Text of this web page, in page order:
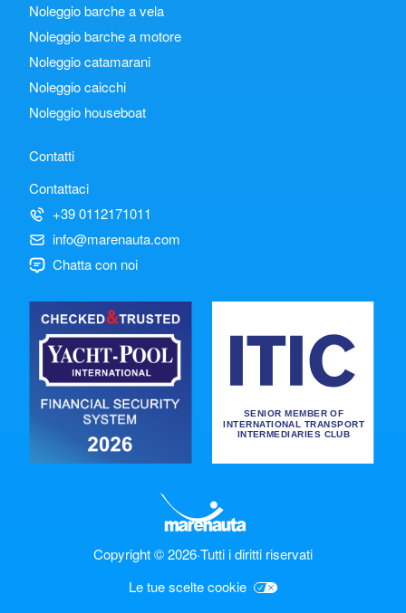
Noleggio barche a vela
Noleggio barche a motore
Noleggio catamarani
Noleggio caicchi
Noleggio houseboat
Contatti
Contattaci
+39 0112171011
info@marenauta.com
Chatta con noi
Copyright © 2026·Tutti i diritti riservati
Le tue scelte cookie